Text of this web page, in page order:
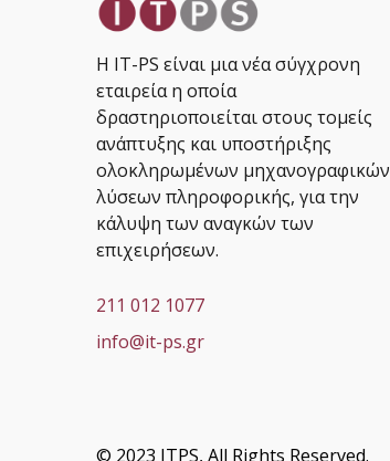
Η IT-PS είναι μια νέα σύγχρονη
εταιρεία η οποία
δραστηριοποιείται στους τομείς
ανάπτυξης και υποστήριξης
ολοκληρωμένων μηχανογραφικών
λύσεων πληροφορικής, για την
κάλυψη των αναγκών των
επιχειρήσεων.
211 012 1077
info@it-ps.gr
© 2023 ITPS, All Rights Reserved.